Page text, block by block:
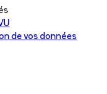
de vos données